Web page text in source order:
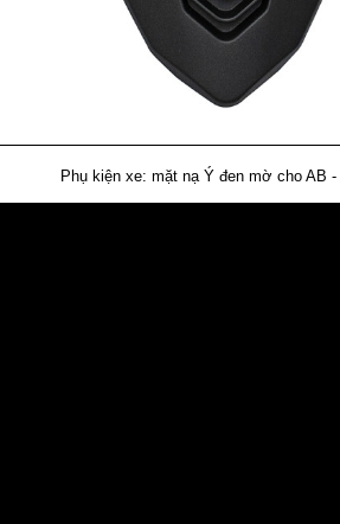
Phụ kiện xe: mặt nạ Ý đen mờ cho AB -